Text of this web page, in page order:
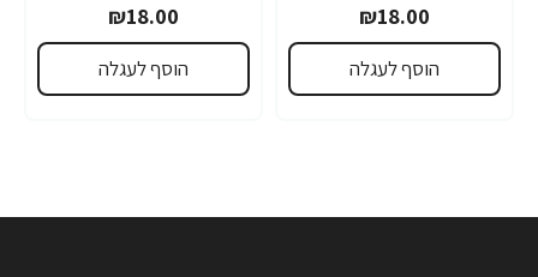
₪18.00
הוסף לעגלה
₪18.00
הוסף לעגלה